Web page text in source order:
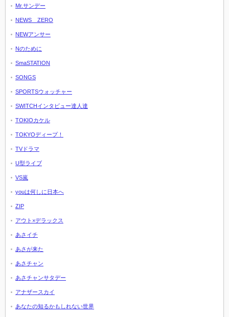
Mr.サンデー
NEWS ZERO
NEWアンサー
Nのために
SmaSTATION
SONGS
SPORTSウォッチャー
SWITCHインタビュー達人達
TOKIOカケル
TOKYOディープ！
TVドラマ
U型ライブ
VS嵐
youは何しに日本へ
ZIP
アウト×デラックス
あさイチ
あさが来た
あさチャン
あさチャンサタデー
アナザースカイ
あなたの知るかもしれない世界